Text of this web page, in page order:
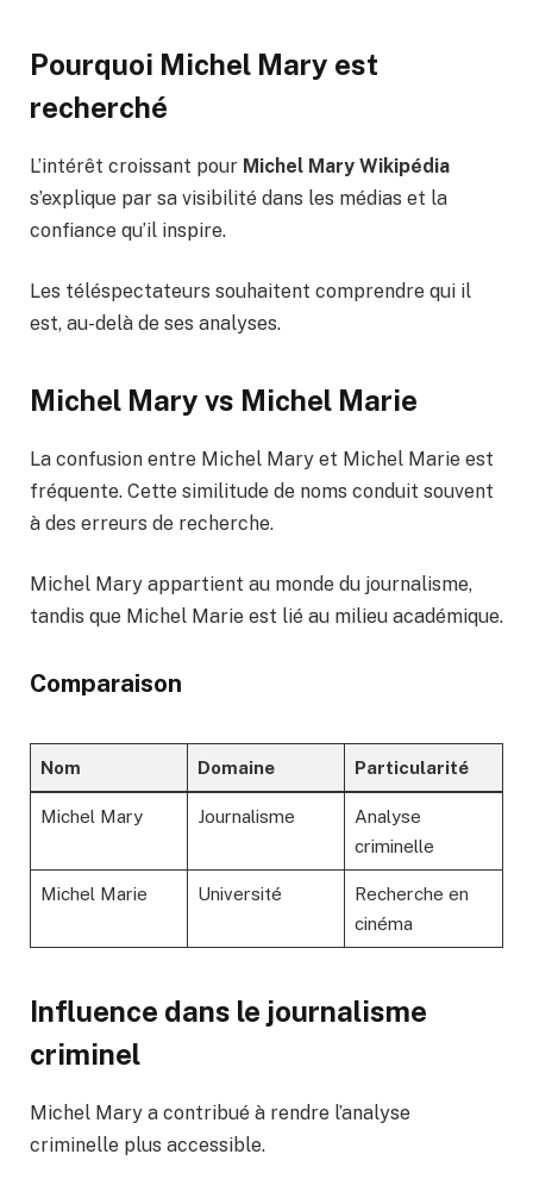
Pourquoi Michel Mary est
recherché
L’intérêt croissant pour Michel Mary Wikipédia
s’explique par sa visibilité dans les médias et la
confiance qu’il inspire.
Les téléspectateurs souhaitent comprendre qui il
est, au-delà de ses analyses.
Michel Mary vs Michel Marie
La confusion entre Michel Mary et Michel Marie est
fréquente. Cette similitude de noms conduit souvent
à des erreurs de recherche.
Michel Mary appartient au monde du journalisme,
tandis que Michel Marie est lié au milieu académique.
Comparaison
Nom Domaine Particularité
Michel Mary Journalisme
Analyse
criminelle
Michel Marie Université
Recherche en
cinéma
Influence dans le journalisme
criminel
Michel Mary a contribué à rendre l’analyse
criminelle plus accessible.